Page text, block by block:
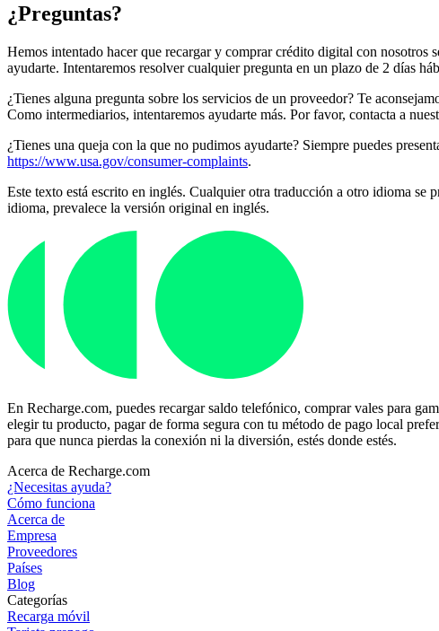
¿Preguntas?
Hemos intentado hacer que recargar y comprar crédito digital con nosotros
ayudarte. Intentaremos resolver cualquier pregunta en un plazo de 2 días
¿Tienes alguna pregunta sobre los servicios de un proveedor? Te
Como intermediarios, intentaremos ayudarte más. Por favor, contacta a
¿Tienes una queja con la que no pudimos ayudarte? Siempre puedes
https://www.usa.gov/consumer-complaints.
Este texto está escrito en inglés. Cualquier otra traducción a otro idioma
idioma, prevalece la versión original en inglés.
En Recharge.com, puedes recargar saldo telefónico, comprar vales para
elegir tu producto, pagar de forma segura con tu método de pago local
para que nunca pierdas la conexión ni la diversión, estés donde estés.
Acerca de Recharge.com
¿Necesitas ayuda?
Cómo funciona
Acerca de
Empresa
Proveedores
Países
Blog
Categorías
Recarga móvil